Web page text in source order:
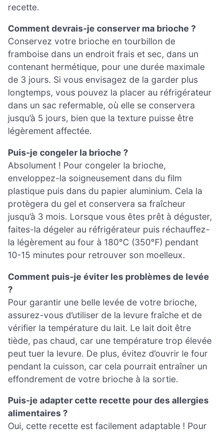
recette.
Comment devrais-je conserver ma brioche ?
Conservez votre brioche en tourbillon de
framboise dans un endroit frais et sec, dans un
contenant hermétique, pour une durée maximale
de 3 jours. Si vous envisagez de la garder plus
longtemps, vous pouvez la placer au réfrigérateur
dans un sac refermable, où elle se conservera
jusqu’à 5 jours, bien que la texture puisse être
légèrement affectée.
Puis-je congeler la brioche ?
Absolument ! Pour congeler la brioche,
enveloppez-la soigneusement dans du film
plastique puis dans du papier aluminium. Cela la
protègera du gel et conservera sa fraîcheur
jusqu’à 3 mois. Lorsque vous êtes prêt à déguster,
faites-la dégeler au réfrigérateur puis réchauffez-
la légèrement au four à 180°C (350°F) pendant
10-15 minutes pour retrouver son moelleux.
Comment puis-je éviter les problèmes de levée
?
Pour garantir une belle levée de votre brioche,
assurez-vous d’utiliser de la levure fraîche et de
vérifier la température du lait. Le lait doit être
tiède, pas chaud, car une température trop élevée
peut tuer la levure. De plus, évitez d’ouvrir le four
pendant la cuisson, car cela pourrait entraîner un
effondrement de votre brioche à la sortie.
Puis-je adapter cette recette pour des allergies
alimentaires ?
Oui, cette recette est facilement adaptable ! Pour